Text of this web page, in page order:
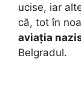
ucise, iar
că, tot în
aviația
Belgradul.